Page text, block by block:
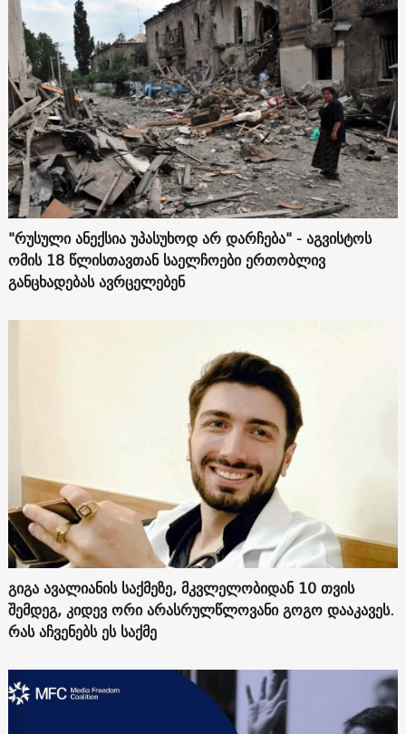
"რუსული ანექსია უპასუხოდ არ დარჩება" - აგვისტოს
ომის 18 წლისთავთან საელჩოები ერთობლივ
განცხადებას ავრცელებენ
გიგა ავალიანის საქმეზე, მკვლელობიდან 10 თვის
შემდეგ, კიდევ ორი არასრულწლოვანი გოგო დააკავეს.
რას აჩვენებს ეს საქმე